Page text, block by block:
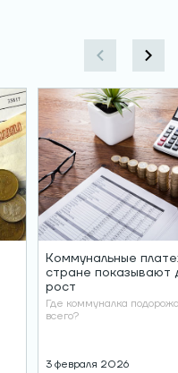
Коммунальные
стране показывают
рост
Где коммуналка
всего?
3 февраля 2026